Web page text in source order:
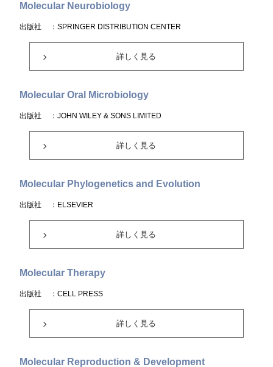
Molecular Neurobiology
出版社 ：SPRINGER DISTRIBUTION CENTER
詳しく見る
Molecular Oral Microbiology
出版社 ：JOHN WILEY & SONS LIMITED
詳しく見る
Molecular Phylogenetics and Evolution
出版社 ：ELSEVIER
詳しく見る
Molecular Therapy
出版社 ：CELL PRESS
詳しく見る
Molecular Reproduction & Development